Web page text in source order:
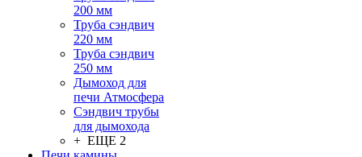
200 мм
Труба сэндвич
220 мм
Труба сэндвич
250 мм
Дымоход для
печи Атмосфера
Сэндвич трубы
для дымохода
+ ЕЩЕ 2